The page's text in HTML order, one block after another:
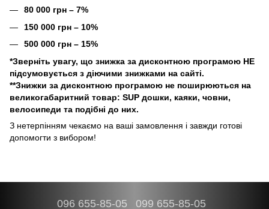
80 000 грн – 7%
150 000 грн – 10%
500 000 грн – 15%
​​​*Зверніть увагу, що знижка за дисконтною програмою НЕ
підсумовується з діючими знижками на сайті.
**Знижки за дисконтною програмою не поширюються на
великогабаритний товар: SUP дошки, каяки, човни,
велосипеди та подібні до них.
З нетерпінням чекаємо на ваші замовлення і завжди готові
допомогти з вибором!
096 655-85-05 099 655-85-05